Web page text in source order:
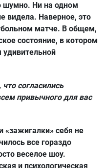
шумно. Ни на одном
видела. Наверное, это
матче. В общем,
состояние, в котором
удивительной
согласились
привычного для вас
«зажигалки» себя не
все гораздо
веселое шоу.
и психологическая